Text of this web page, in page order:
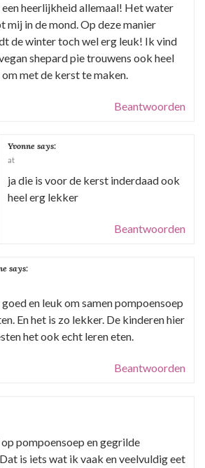
heerlijkheid allemaal! Het water
mij in de mond. Op deze manier
de winter toch wel erg leuk! Ik vind
shepard pie trouwens ook heel
om met de kerst te maken.
Beantwoorden
Yvonne says:
at
ja die is voor de kerst inderdaad ook
heel erg lekker
Beantwoorden
says:
en leuk om samen pompoensoep
En het is zo lekker. De kinderen hier
het ook echt leren eten.
Beantwoorden
pompoensoep en gegrilde
is iets wat ik vaak en veelvuldig eet